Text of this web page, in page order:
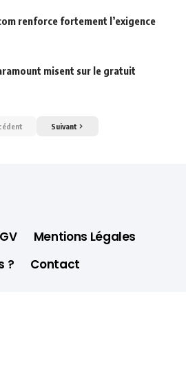
renforce fortement l’exigence
misent sur le gratuit
Suivant
Mentions Légales
?
Contact